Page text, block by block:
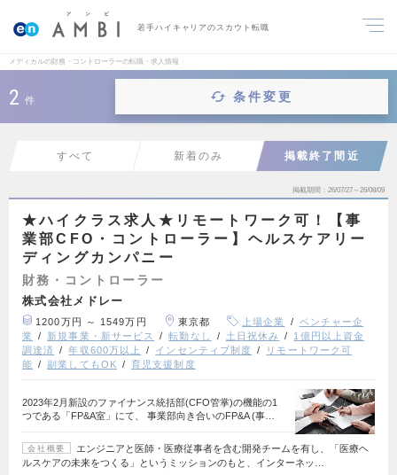
若手ハイキャリアのスカウト転職
メディカルの財務・コントローラーの転職・求人情報
2 件 条件変更
すべて 新着のみ 掲載終了間近
掲載期間 26/07/27～26/08/09
★ハイクラス求人★リモートワーク可！【事
業部CFO・コントローラー】ヘルスケアリー
ディングカンパニー
財務・コントローラー
株式会社メドレー
1200万円 ～ 1549万円 東京都 上場企業
ベンチャー企
業
新規事業・新サービス 転勤なし 土日祝休み
1億円以上資金
調達済
年収600万以上 インセンティブ制度
リモートワーク可
能
副業してもOK 育児支援制度
2023年2月新設のファイナンス統括部(CFO管掌)の機能の1
つである「FP&A室」にて、 事業部向き合いのFP&A (事…
会社概要
エンジニアと医師・医療従事者を含む開発チームを有し、「医療ヘ
ルスケアの未来をつくる」というミッションのもと、インターネッ…